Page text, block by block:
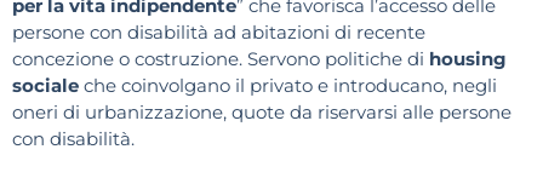
per la vita indipendente” che favorisca l’accesso delle
persone con disabilità ad abitazioni di recente
concezione o costruzione. Servono politiche di housing
sociale che coinvolgano il privato e introducano, negli
oneri di urbanizzazione, quote da riservarsi alle persone
con disabilità.